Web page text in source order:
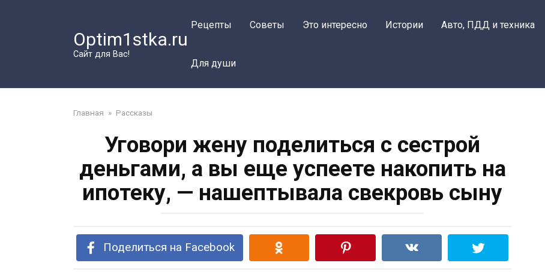
Optim1stka.ru
Сайт для Вас!
Рецепты Советы Это интересно Истории Авто, ПДД и техника
Для души
Главная » Рассказы
Уговори жену поделиться с сестрой
деньгами, а вы еще успеете накопить на
ипотеку, — нашептывала свекровь сыну
Поделиться на Facebook